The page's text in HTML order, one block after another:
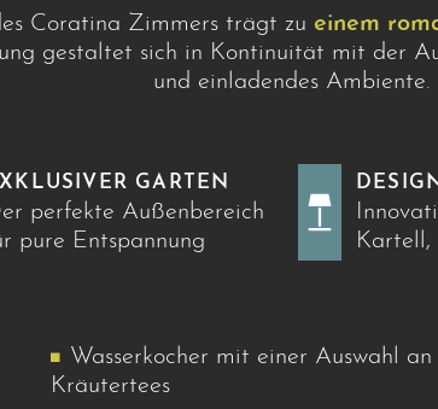
Coratina Zimmers trägt zu einem
gestaltet sich in Kontinuität mit der
und einladendes Ambiente.
GARTEN
perfekte Außenbereich
pure Entspannung
Kartell,
Wasserkocher mit einer Auswahl an
Kräutertees